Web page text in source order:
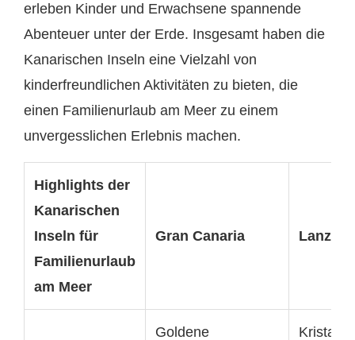
erleben Kinder und Erwachsene spannende
Abenteuer unter der Erde. Insgesamt haben die
Kanarischen Inseln eine Vielzahl von
kinderfreundlichen Aktivitäten zu bieten, die
einen Familienurlaub am Meer zu einem
unvergesslichen Erlebnis machen.
Highlights der
Kanarischen
Inseln für
Familienurlaub
am Meer
Gran Canaria
Goldene